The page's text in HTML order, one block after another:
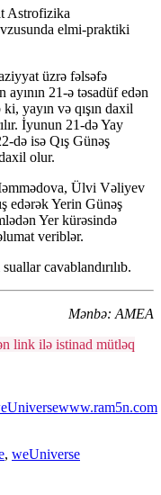
Astrofizika
elmi-praktiki
üzrə fəlsəfə
21-ə təsadüf edən
yayın və qışın daxil
İyunun 21-də Yay
də isə Qış Günəş
olur.
Ülvi Vəliyev
edərək Yerin Günəş
Yer kürəsində
veriblər.
cavablandırılıb.
Mənbə: AMEA
link ilə istinad mütləq
www.ram5n.com
, weUniverse